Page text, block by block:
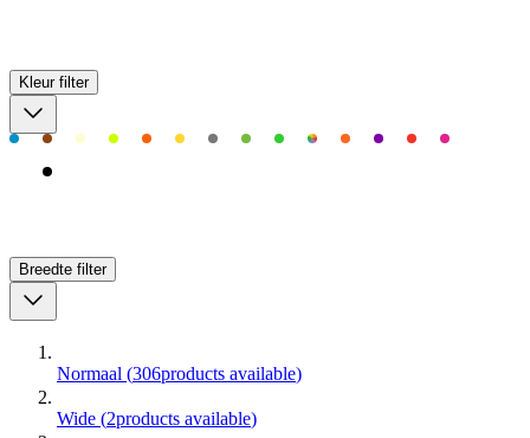
Kleur filter
Breedte filter
Normaal (306products available)
Wide (2products available)